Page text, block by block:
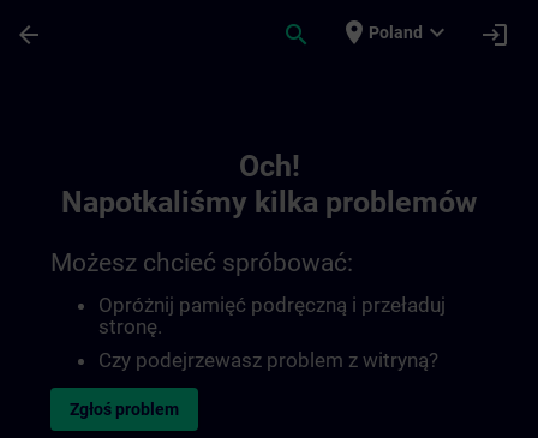
arrow_back search place Poland expand_more login
Och!
Napotkaliśmy kilka problemów
Możesz chcieć spróbować:
Opróżnij pamięć podręczną i przeładuj
stronę.
Czy podejrzewasz problem z witryną?
Zgłoś problem